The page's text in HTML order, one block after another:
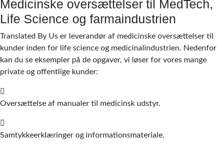
Medicinske oversættelser til MedTech,
Life Science og farmaindustrien
Translated By Us er leverandør af medicinske oversættelser til
kunder inden for life science og medicinalindustrien. Nedenfor
kan du se eksempler på de opgaver, vi løser for vores mange
private og offentlige kunder:
Oversættelse af manualer til medicinsk udstyr.
Samtykkeerklæringer og informationsmateriale.